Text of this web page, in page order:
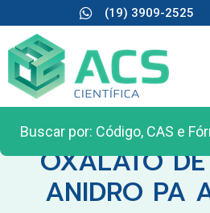
(19) 3909-2525
CATEGORIA:
OXALATO
ANIDRO PA